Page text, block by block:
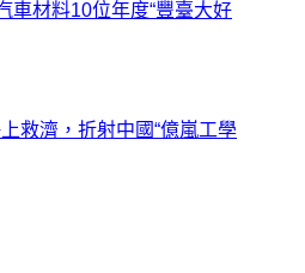
車材料10位年度“豐臺大好
救濟，折射中國“億嵐工學